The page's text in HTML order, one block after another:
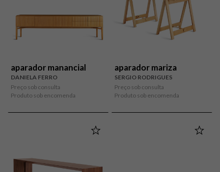
aparador manancial
DANIELA FERRO
Preço sob consulta
Produto sob encomenda
aparador mariza
SERGIO RODRIGUES
Preço sob consulta
Produto sob encomenda